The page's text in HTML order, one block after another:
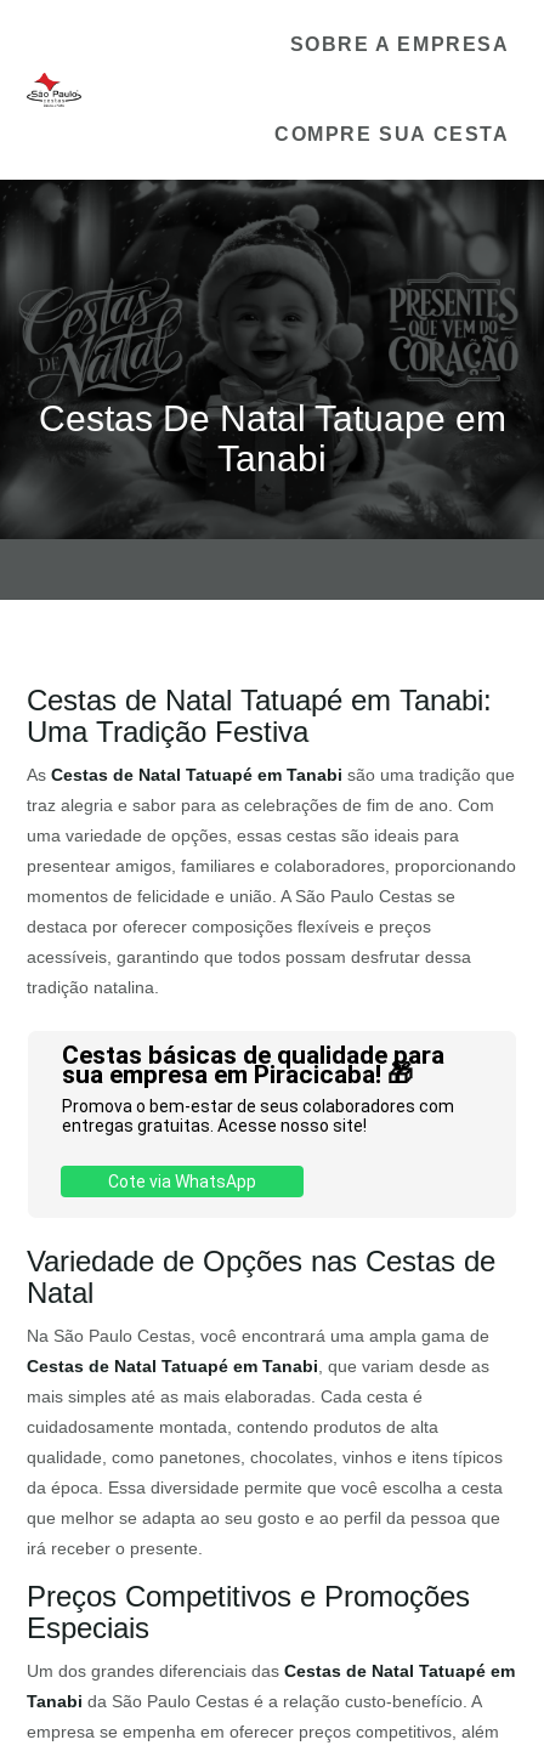
SOBRE A EMPRESA
COMPRE SUA CESTA
Cestas De Natal Tatuape em
Tanabi
Cestas de Natal Tatuapé em Tanabi:
Uma Tradição Festiva
AsCestas de Natal Tatuapé em Tanabi são uma tradição que
traz alegria e sabor para as celebrações de fim de ano. Com
uma variedade de opções, essas cestas são ideais para
presentear amigos, familiares e colaboradores, proporcionando
momentos de felicidade e união. A São Paulo Cestas se
destaca por oferecer composições flexíveis e preços
acessíveis, garantindo que todos possam desfrutar dessa
tradição natalina.
Cestas básicas de qualidade para
sua empresa em Piracicaba! 🎁
Promova o bem-estar de seus colaboradores com
entregas gratuitas. Acesse nosso site!
Cote via WhatsApp
Variedade de Opções nas Cestas de
Natal
Na São Paulo Cestas, você encontrará uma ampla gama de
Cestas de Natal Tatuapé em Tanabi , que variam desde as
mais simples até as mais elaboradas. Cada cesta é
cuidadosamente montada, contendo produtos de alta
qualidade, como panetones, chocolates, vinhos e itens típicos
da época. Essa diversidade permite que você escolha a cesta
que melhor se adapta ao seu gosto e ao perfil da pessoa que
irá receber o presente.
Preços Competitivos e Promoções
Especiais
Um dos grandes diferenciais dasCestas de Natal Tatuapé em
Tanabi da São Paulo Cestas é a relação custo-benefício. A
empresa se empenha em oferecer preços competitivos, além